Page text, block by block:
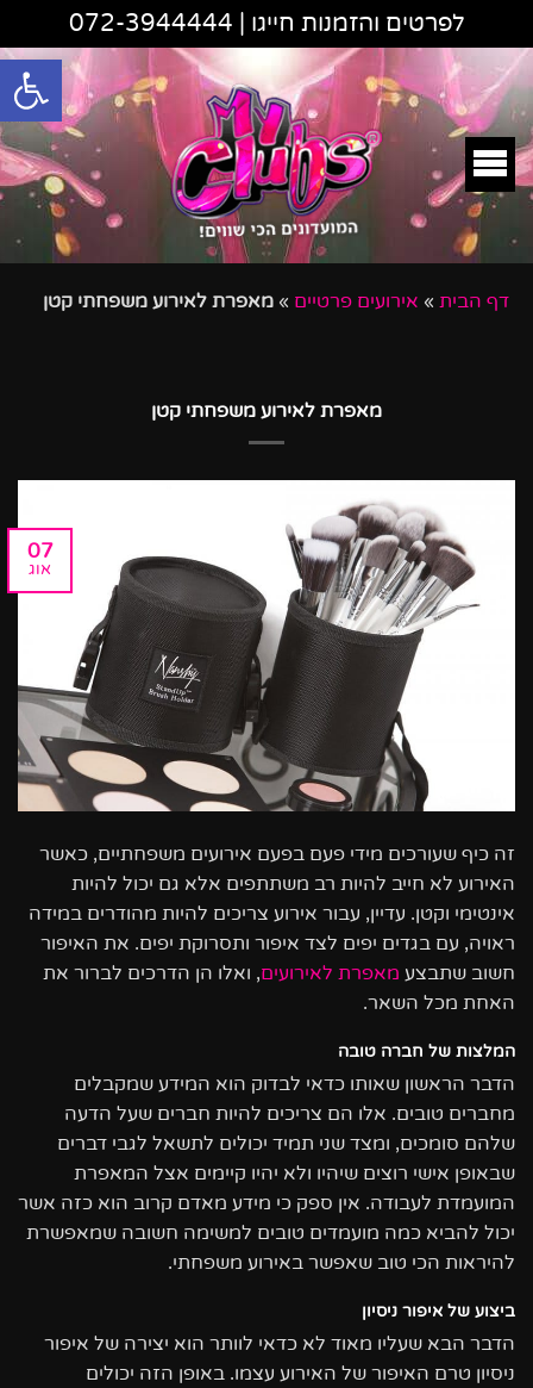
פתח
לפרטים והזמנות חייגו | 072-3944444
דף הבית » אירועים פרטיים » מאפרת לאירוע משפחתי קטן
מאפרת לאירוע משפחתי קטן
07
אוג
זה כיף שעורכים מידי פעם בפעם אירועים משפחתיים, כאשר
האירוע לא חייב להיות רב משתתפים אלא גם יכול להיות
אינטימי וקטן. עדיין, עבור אירוע צריכים להיות מהודרים במידה
ראויה, עם בגדים יפים לצד איפור ותסרוקת יפים. את האיפור
חשוב שתבצע מאפרת לאירועים, ואלו הן הדרכים לברור את
האחת מכל השאר.
המלצות של חברה טובה
הדבר הראשון שאותו כדאי לבדוק הוא המידע שמקבלים
מחברים טובים. אלו הם צריכים להיות חברים שעל הדעה
שלהם סומכים, ומצד שני תמיד יכולים לתשאל לגבי דברים
שבאופן אישי רוצים שיהיו ולא יהיו קיימים אצל המאפרת
המועמדת לעבודה. אין ספק כי מידע מאדם קרוב הוא כזה אשר
יכול להביא כמה מועמדים טובים למשימה חשובה שמאפשרת
להיראות הכי טוב שאפשר באירוע משפחתי.
ביצוע של איפור ניסיון
הדבר הבא שעליו מאוד לא כדאי לוותר הוא יצירה של איפור
ניסיון טרם האיפור של האירוע עצמו. באופן הזה יכולים